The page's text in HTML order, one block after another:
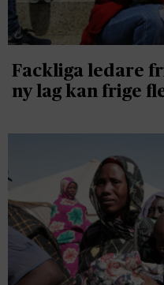
Fackliga ledare
ny lag kan frige